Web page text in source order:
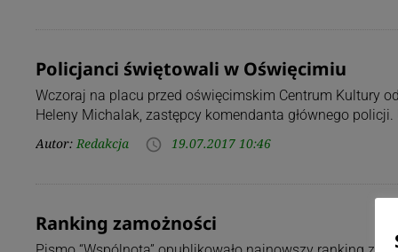
Policjanci świętowali w Oświęcimiu
Wczoraj na placu przed oświęcimskim Centrum Kultury
Heleny Michalak, zastępcy komendanta głównego
Autor: Redakcja access_time 19.07.2017 10:46
Ranking zamożności